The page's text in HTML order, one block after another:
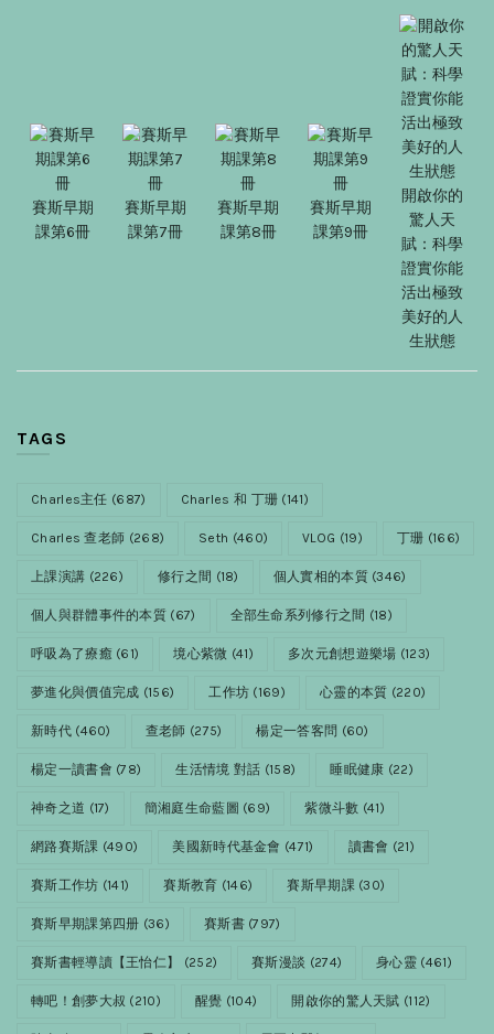
賽斯早期
課第6冊
賽斯早期
課第7冊
賽斯早期
課第8冊
賽斯早期
課第9冊
開啟你的
驚人天
賦：科學
證實你能
活出極致
美好的人
生狀態
TAGS
Charles主任 (687) Charles 和 丁珊 (141)
Charles 查老師 (268) Seth (460) VLOG (19) 丁珊 (166)
上課演講 (226) 修行之間 (18) 個人實相的本質(346)
個人與群體事件的本質 (67) 全部生命系列修行之間 (18)
呼吸為了療癒 (61) 境心紫微 (41) 多次元創想遊樂場 (123)
夢進化與價值完成 (156) 工作坊 (169) 心靈的本質 (220)
新時代(460) 查老師 (275) 楊定一答客問 (60)
楊定一讀書會 (78) 生活情境 對話 (158) 睡眠健康 (22)
神奇之道 (17) 簡湘庭生命藍圖 (69) 紫微斗數 (41)
網路賽斯課 (490) 美國新時代基金會 (471) 讀書會 (21)
賽斯工作坊 (141) 賽斯教育 (146) 賽斯早期課 (30)
賽斯早期課第四册 (36) 賽斯書(797)
賽斯書輕導讀【王怡仁】 (252) 賽斯漫談 (274) 身心靈 (461)
轉吧！創夢大叔 (210) 醒覺 (104) 開啟你的驚人天賦 (112)